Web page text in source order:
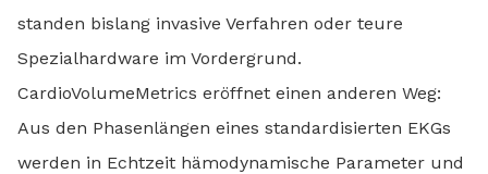
standen bislang invasive Verfahren oder teure
Spezialhardware im Vordergrund.
CardioVolumeMetrics eröffnet einen anderen Weg:
Aus den Phasenlängen eines standardisierten EKGs
werden in Echtzeit hämodynamische Parameter und